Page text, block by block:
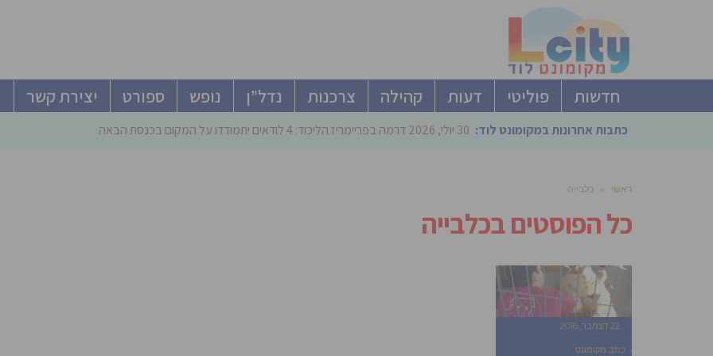
חדשות פוליטי דעות קהילה צרכנות נדל”ן נופש ספורט יצירת קשר
כתבות אחרונות במקומונט לוד: 30 יולי, 2026 דרמה בפריימריז הליכוד: 4 לודאים יתמודדו על המקום בכנסת הבאה
ראשי » כלבייה
כל הפוסטים בכלבייה
22 דצמבר, 2016
כתב מקומונט